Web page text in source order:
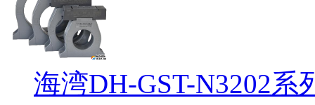
海湾DH-GST-N3202